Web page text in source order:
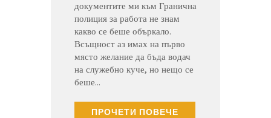
документите ми към Гранична
полиция за работа не знам
какво се беше объркало.
Всъщност аз имах на първо
място желание да бъда водач
на служебно куче, но нещо се
беше…
ПРОЧЕТИ ПОВЕЧЕ